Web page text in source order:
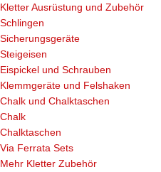
Kletter Ausrüstung und Zubehör
Schlingen
Sicherungsgeräte
Steigeisen
Eispickel und Schrauben
Klemmgeräte und Felshaken
Chalk und Chalktaschen
Chalk
Chalktaschen
Via Ferrata Sets
Mehr Kletter Zubehör